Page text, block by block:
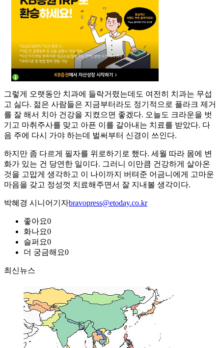
그렇게 오랫동안 치과에 들락거렸는데도 여전히 치과는 무섭
고 싫다. 젊은 사람들은 지금부터라도 정기적으로 플라크 제거
를 잘 해서 치아 건강을 지켰으면 좋겠다. 오늘도 크라운을 벗
기고 마취주사를 맞고 아픈 이를 갈아내는 치료를 받았다. 다
음 주에 다시 가야 하는데 벌써부터 신경이 쓰인다.
하지만 좀 다르게 필자를 위로하기로 했다. 세월 따라 몸에 변
화가 있는 건 당연한 일이다. 그러니 이만큼 건강하게 살아온
것을 고맙게 생각하고 이 나이까지 버텨준 어금니에게 고마운
마음을 갖고 정성껏 치료해주면서 잘 지내볼 생각이다.
박혜경 시니어기자bravopress@etoday.co.kr
좋아요0
화나요0
슬퍼요0
더 궁금해요0
최신뉴스